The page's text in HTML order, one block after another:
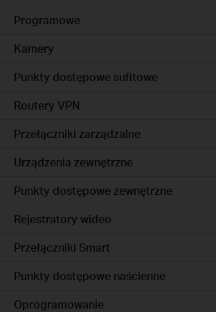
Programowe
Kamery
Punkty dostępowe sufitowe
Routery VPN
Przełączniki zarządzalne
Urządzenia zewnętrzne
Punkty dostępowe zewnętrzne
Rejestratory wideo
Przełączniki Smart
Punkty dostępowe naścienne
Oprogramowanie